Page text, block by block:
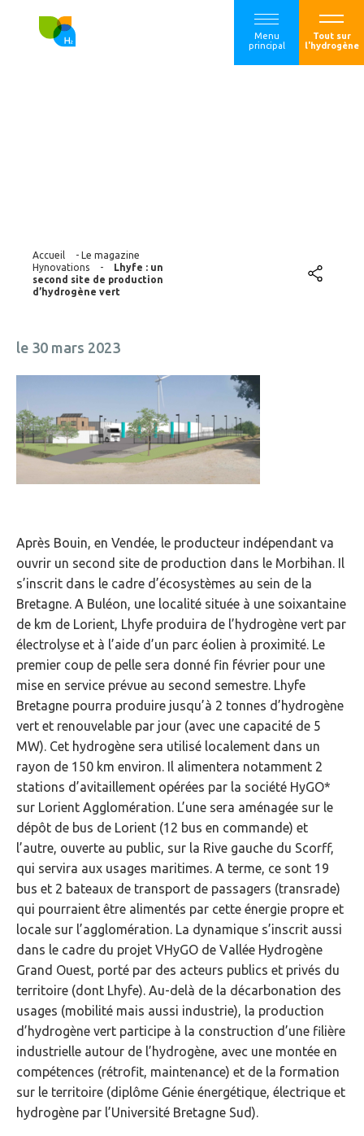
Menu
principal
Tout sur
l'hydrogène
Accueil - Le magazine
Hynovations
-
Lhyfe : un
second site de production
d’hydrogène vert
le 30 mars 2023
Après Bouin, en Vendée, le producteur indépendant va
ouvrir un second site de production dans le Morbihan. Il
s’inscrit dans le cadre d’écosystèmes au sein de la
Bretagne. A Buléon, une localité située à une soixantaine
de km de Lorient, Lhyfe produira de l’hydrogène vert par
électrolyse et à l’aide d’un parc éolien à proximité. Le
premier coup de pelle sera donné fin février pour une
mise en service prévue au second semestre. Lhyfe
Bretagne pourra produire jusqu’à 2 tonnes d’hydrogène
vert et renouvelable par jour (avec une capacité de 5
MW). Cet hydrogène sera utilisé localement dans un
rayon de 150 km environ. Il alimentera notamment 2
stations d’avitaillement opérées par la société HyGO*
sur Lorient Agglomération. L’une sera aménagée sur le
dépôt de bus de Lorient (12 bus en commande) et
l’autre, ouverte au public, sur la Rive gauche du Scorff,
qui servira aux usages maritimes. A terme, ce sont 19
bus et 2 bateaux de transport de passagers (transrade)
qui pourraient être alimentés par cette énergie propre et
locale sur l’agglomération. La dynamique s’inscrit aussi
dans le cadre du projet VHyGO de Vallée Hydrogène
Grand Ouest, porté par des acteurs publics et privés du
territoire (dont Lhyfe). Au-delà de la décarbonation des
usages (mobilité mais aussi industrie), la production
d’hydrogène vert participe à la construction d’une filière
industrielle autour de l’hydrogène, avec une montée en
compétences (rétrofit, maintenance) et de la formation
sur le territoire (diplôme Génie énergétique, électrique et
hydrogène par l’Université Bretagne Sud).